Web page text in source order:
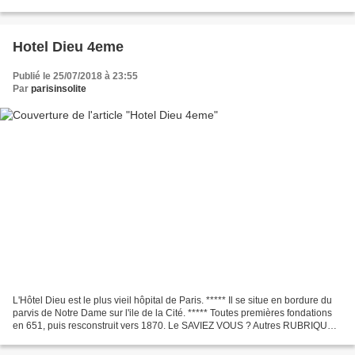
Hotel Dieu 4eme
Publié le 25/07/2018 à 23:55
Par parisinsolite
L'Hôtel Dieu est le plus vieil hôpital de Paris. ***** Il se situe en bordure du
parvis de Notre Dame sur l'ile de la Cité. ***** Toutes premières fondations
en 651, puis resconstruit vers 1870. Le SAVIEZ VOUS ? Autres RUBRIQUES